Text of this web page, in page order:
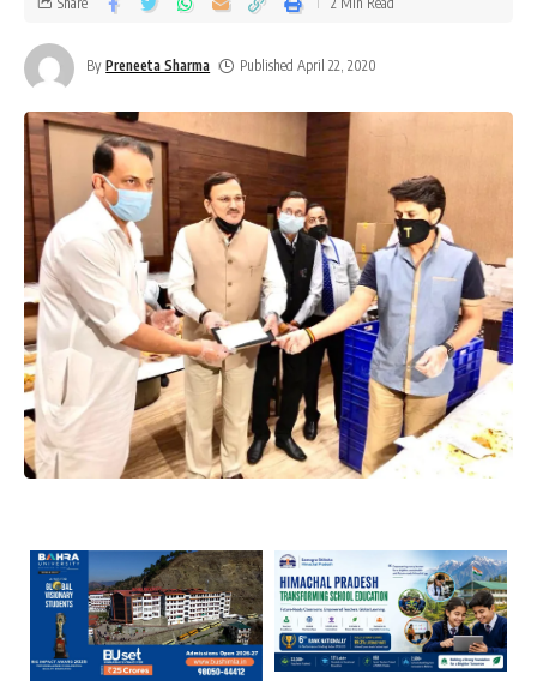
By Preneeta Sharma Published April 22, 2020